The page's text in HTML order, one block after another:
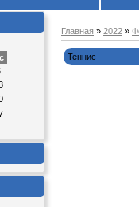
Главная » 2022 »
Теннис